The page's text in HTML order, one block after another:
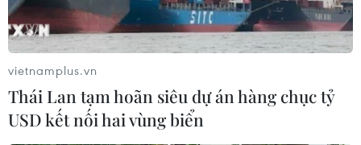
TIN LIÊN QUAN
vietnamplus.vn
Thái Lan tạm hoãn siêu dự án hàng chục tỷ
USD kết nối hai vùng biển